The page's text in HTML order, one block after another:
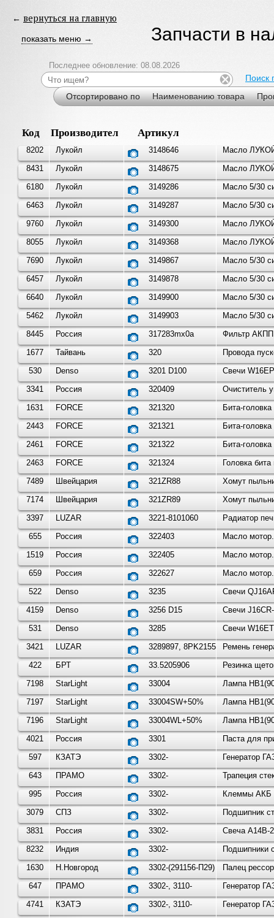
показать меню →
← вернуться на главную
Запчасти в
Последнее обновление: 08.08.2026
Отсортировано по Наименованию товара
Поиск
Код Производитель Артикул
8202 Лукойл 3148646
Масло
8431
Лукойл 3148675
Масло
6180
Лукойл 3149286
Масло 5/30
6463
Лукойл 3149287
Масло 5/30
9760
Лукойл 3149300
Масло
8055
Лукойл 3149368
Масло
7690
Лукойл 3149867
Масло 5/30
6457
Лукойл 3149878
Масло 5/30
6640
Лукойл 3149900
Масло 5/30
5462
Лукойл 3149903
Масло 5/30
8445
Россия 317283mx0a
Фильтр АКПП
1677
Тайвань 320
Провода
530
Denso 3201 D100
Свечи
3341
Россия 320409
Очиститель
1631
FORCE 321320
Бита-
2443
FORCE 321321
Бита-
2461
FORCE 321322
Бита-
2463
FORCE 321324
Головка
7489
Швейцария 321ZR88
Хомут
7174
Швейцария 321ZR89
Хомут
3397
LUZAR 3221-8101060
Радиатор
655
Россия 322403
Масло
1519
Россия 322405
Масло
659
Россия 322627
Масло
522
Denso 3235
Свечи
4159
Denso 3256 D15
Свечи
531
Denso 3285
Свечи
3421
LUZAR 3289897, 8PK2155
Ремень
422
БРТ 33.5205906
Резинка
7198
StarLight 33004
Лампа
7197
StarLight 33004SW+50%
Лампа
7196
StarLight 33004WL+50%
Лампа
4021
Россия 3301
Паста для
597
КЗАТЭ 3302-
Генератор
643
ПРАМО 3302-
Трапеция
995
Россия 3302-
Клеммы АКБ
3079
СПЗ 3302-
Подшипник
3831
Россия 3302-
Свеча А14В-
8232
Индия 3302-
Подшипники
1630
Н.Новгород 3302-(291156-П29)
Палец
647
ПРАМО 3302-, 3110-
Генератор
4741
КЗАТЭ 3302-, 3110-
Генератор